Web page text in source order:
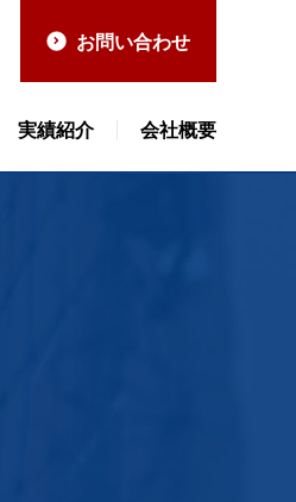
実績紹介 会社概要
お問い合わせ